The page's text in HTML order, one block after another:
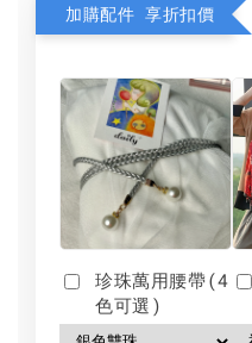
加購配件 享折扣價
珍珠萬用腰帶(4
色可選)